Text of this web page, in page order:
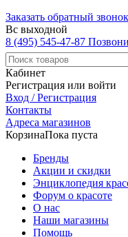
Заказать обратный звонок
Вс выходной
8 (495) 545-47-87
Кабинет
Регистрация или войти
Вход / Регистрация
Контакты
Адреса магазинов
КорзинаПока пуста
Бренды
Акции и скидки
Энциклопедия
Форум о красоте
О нас
Наши магазины
Помощь